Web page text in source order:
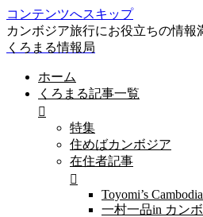
コンテンツへスキップ
カンボジア旅行にお役立ちの情報
くろまる情報局
ホーム
くろまる記事一覧
特集
住めばカンボジア
在住者記事
Toyomi’s
一村一品in カン